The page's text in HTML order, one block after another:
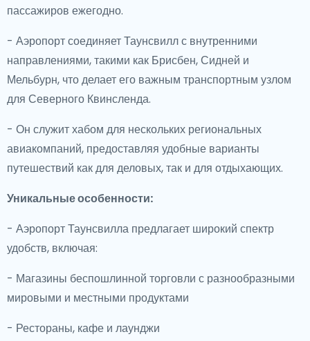
пассажиров ежегодно.
- Аэропорт соединяет Таунсвилл с внутренними
направлениями, такими как Брисбен, Сидней и
Мельбурн, что делает его важным транспортным узлом
для Северного Квинсленда.
- Он служит хабом для нескольких региональных
авиакомпаний, предоставляя удобные варианты
путешествий как для деловых, так и для отдыхающих.
Уникальные особенности:
- Аэропорт Таунсвилла предлагает широкий спектр
удобств, включая:
- Магазины беспошлинной торговли с разнообразными
мировыми и местными продуктами
- Рестораны, кафе и лаунджи